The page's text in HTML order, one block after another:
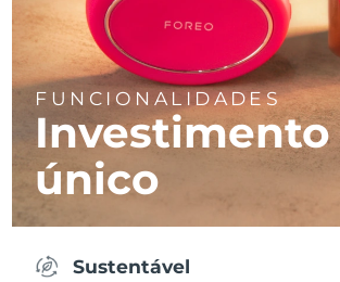
FUNCIONALIDADES
Investimento
único
Sustentável